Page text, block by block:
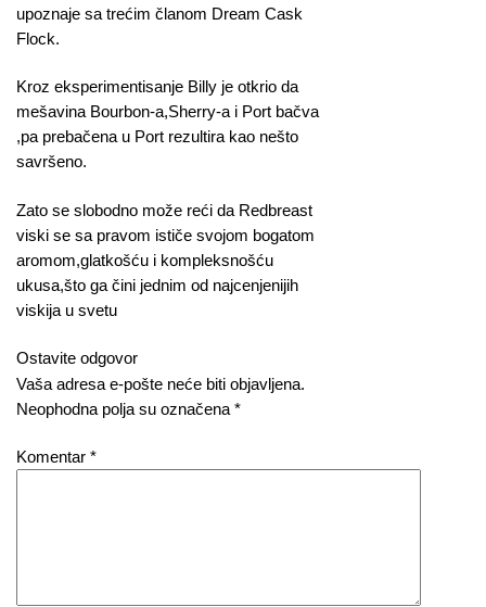
upoznaje sa trećim članom Dream Cask
Flock.
Kroz eksperimentisanje Billy je otkrio da
mešavina Bourbon-a,Sherry-a i Port bačva
,pa prebačena u Port rezultira kao nešto
savršeno.
Zato se slobodno može reći da Redbreast
viski se sa pravom ističe svojom bogatom
aromom,glatkošću i kompleksnošću
ukusa,što ga čini jednim od najcenjenijih
viskija u svetu
Ostavite odgovor
Vaša adresa e-pošte neće biti objavljena.
Neophodna polja su označena *
Komentar *